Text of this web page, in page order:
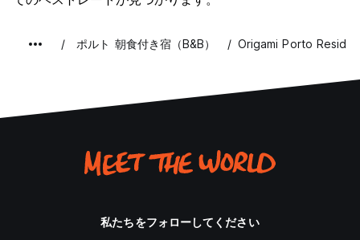
ポルト 朝食付き宿（B&B） Origami Porto
私たちをフォローしてください